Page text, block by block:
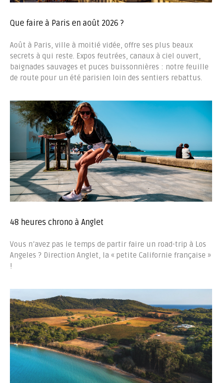
Que faire à Paris en août 2026 ?
Août à Paris, ville à moitié vidée, offre ses plus beaux
secrets à qui reste. Expos feutrées, canaux à ciel ouvert,
baignades sauvages et puces buissonnières : notre feuille
de route pour un été parisien loin des sentiers rebattus.
48 heures chrono à Anglet
Vous n’avez pas le temps de partir faire un road-trip à Los
Angeles ? Direction Anglet, la « petite Californie française »
!